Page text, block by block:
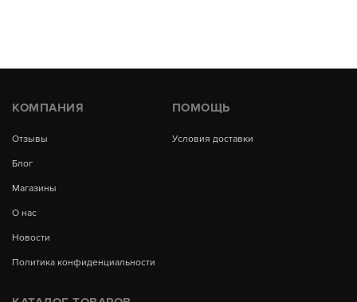
КОМПАНИЯ
Отзывы
Блог
Магазины
О нас
Новости
Политика конфиденциальности
ПОМОЩЬ
Условия доставки